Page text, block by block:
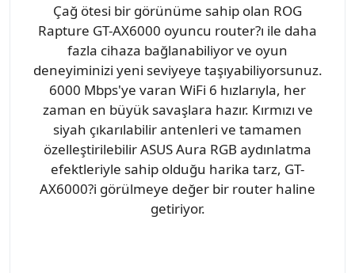
Çağ ötesi bir görünüme sahip olan ROG
Rapture GT-AX6000 oyuncu router?ı ile daha
fazla cihaza bağlanabiliyor ve oyun
deneyiminizi yeni seviyeye taşıyabiliyorsunuz.
6000 Mbps'ye varan WiFi 6 hızlarıyla, her
zaman en büyük savaşlara hazır. Kırmızı ve
siyah çıkarılabilir antenleri ve tamamen
özelleştirilebilir ASUS Aura RGB aydınlatma
efektleriyle sahip olduğu harika tarz, GT-
AX6000?i görülmeye değer bir router haline
getiriyor.